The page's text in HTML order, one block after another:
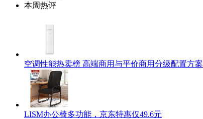
本周热评
空调性能热卖榜 高端商用与平价商用分级配置方案
LISM办公椅多功能，京东特惠仅49.6元